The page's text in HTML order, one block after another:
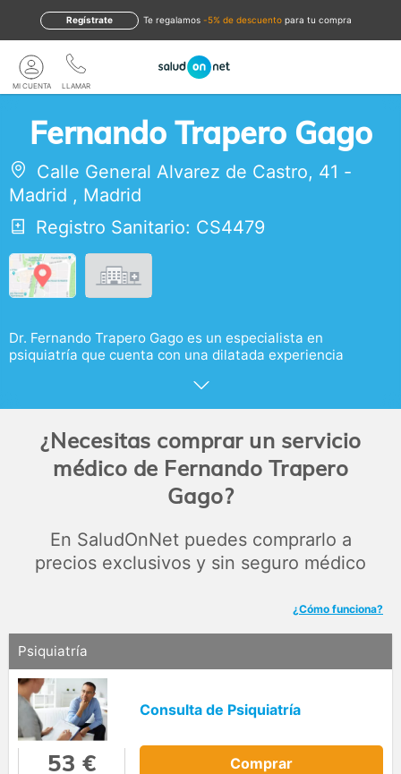
te regalamos -5% de descuento para tu compra
Regístrate
LLAMAR
MI CUENTA
Fernando Trapero Gago
Calle General Alvarez de Castro, 41 -
Madrid , Madrid
Registro Sanitario: CS4479
Dr. Fernando Trapero Gago es un especialista en
psiquiatría que cuenta con una dilatada experiencia
¿Necesitas comprar un servicio
médico de Fernando Trapero
Gago?
En SaludOnNet puedes comprarlo a
precios exclusivos y sin seguro médico
¿Cómo funciona?
Psiquiatría
Consulta de Psiquiatría
53 € Comprar